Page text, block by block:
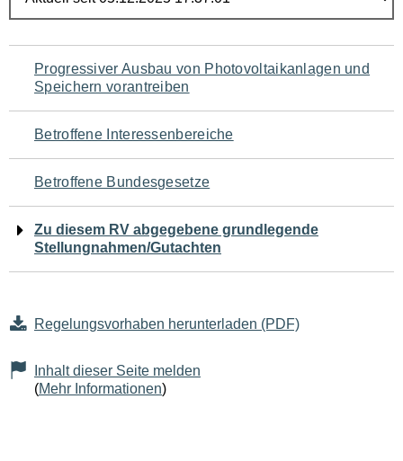
Navigation
für
den
Seiteninhalt
Progressiver Ausbau von Photovoltaikanlagen und
Speichern vorantreiben
Betroffene Interessenbereiche
Betroffene Bundesgesetze
Zu diesem RV abgegebene grundlegende
Stellungnahmen/Gutachten
Regelungsvorhaben herunterladen (PDF)
Inhalt dieser Seite melden
(Mehr Informationen)